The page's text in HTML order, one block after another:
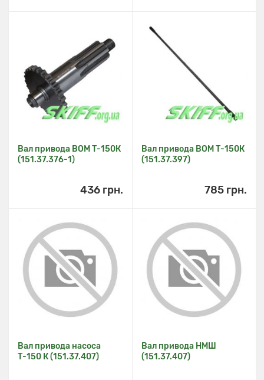
Вал привода ВОМ Т-150К
(151.37.376-1)
436 грн.
Вал привода ВОМ Т-150К
(151.37.397)
785 грн.
Вал привода насоса
Т-150 К (151.37.407)
Вал привода НМШ
(151.37.407)